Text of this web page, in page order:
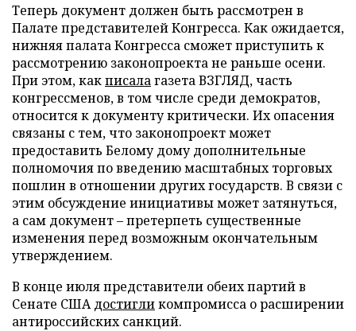
Теперь документ должен быть рассмотрен в
Палате представителей Конгресса. Как ожидается,
нижняя палата Конгресса сможет приступить к
рассмотрению законопроекта не раньше осени.
При этом, какписалагазета ВЗГЛЯД, часть
конгрессменов, в том числе среди демократов,
относится к документу критически. Их опасения
связаны с тем, что законопроект может
предоставить Белому дому дополнительные
полномочия по введению масштабных торговых
пошлин в отношении других государств. В связи с
этим обсуждение инициативы может затянуться,
а сам документ – претерпеть существенные
изменения перед возможным окончательным
утверждением.
В конце июля представители обеих партий в
Сенате СШАдостигликомпромисса о расширении
антироссийских санкций.